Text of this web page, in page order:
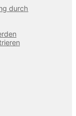
durch